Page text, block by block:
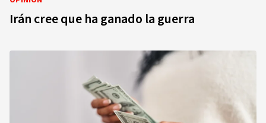
Irán cree que ha ganado la guerra